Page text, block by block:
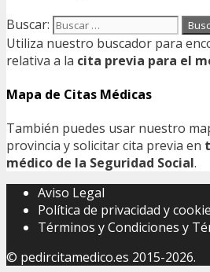
Buscar:
Utiliza nuestro buscador para
relativa a la cita previa para el
Mapa de Citas Médicas
También puedes usar nuestro
provincia y solicitar cita previa en
médico de la Seguridad Social.
Aviso Legal
Política de privacidad y
Términos y Condiciones y
© pedircitamedico.es 2015-2026.